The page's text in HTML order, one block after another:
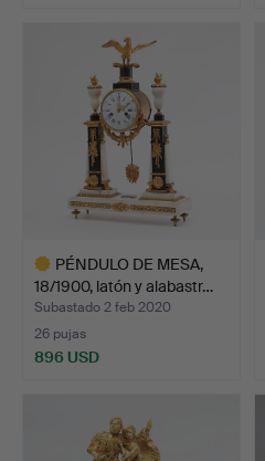
PÉNDULO DE MESA,
18/1900, latón y alabastr…
Subastado 2 feb 2020
26 pujas
896 USD